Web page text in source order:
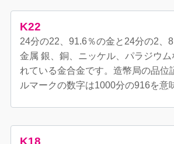
K22
24分の22、91.6％の金と24分の2、
金属 銀、銅、ニッケル、パラジウム
れている金合金です。造幣局の品位
ルマークの数字は1000分の916を意
K18